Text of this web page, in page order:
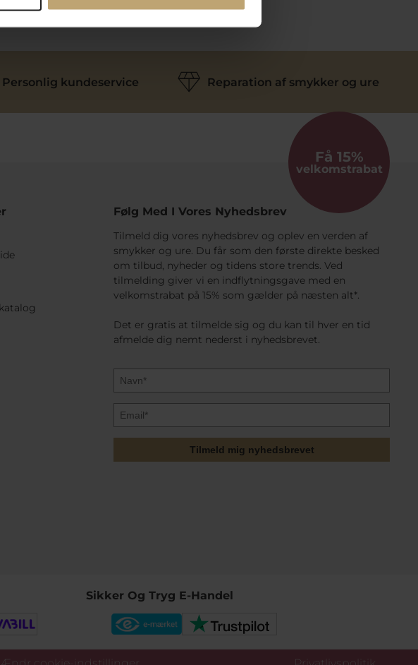
Personlig kundeservice Reparation af smykker og ure
Få 15%
velkomstrabat
Følg Med I Vores Nyhedsbrev
Tilmeld dig vores nyhedsbrev og oplev en verden af
smykker og ure. Du får som den første direkte besked
om tilbud, nyheder og tidens store trends. Ved
tilmelding giver vi en indflytningsgave med en
velkomstrabat på 15% som gælder på næsten alt*.
Det er gratis at tilmelde sig og du kan til hver en tid
afmelde dig nemt nederst i nyhedsbrevet.
Tilmeld mig nyhedsbrevet
Sikker Og Tryg E-Handel